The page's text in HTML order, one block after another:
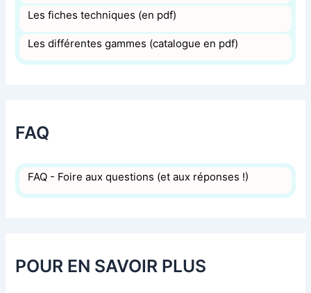
Les fiches techniques (en pdf)
Les différentes gammes (catalogue en pdf)
FAQ
FAQ - Foire aux questions (et aux réponses !)
POUR EN SAVOIR PLUS